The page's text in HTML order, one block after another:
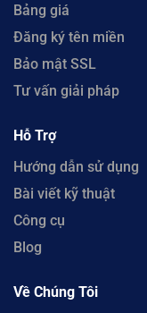
Bảng giá
Đăng ký tên miền
Bảo mật SSL
Tư vấn giải pháp
Hỗ Trợ
Hướng dẫn sử dụng
Bài viết kỹ thuật
Công cụ
Blog
Về Chúng Tôi